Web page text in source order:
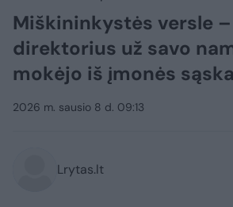
Miškininkystės versle
direktorius už savo
mokėjo iš įmonės
2026 m. sausio 8 d. 09:13
Lrytas.lt